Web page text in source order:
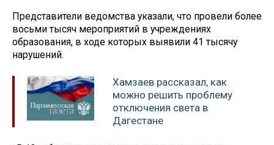
Представители ведомства указали, что провели более
восьми тысяч мероприятий в учреждениях
образования, в ходе которых выявили 41 тысячу
нарушений.
Хамзаев рассказал, как
можно решить проблему
отключения света в
Дагестане